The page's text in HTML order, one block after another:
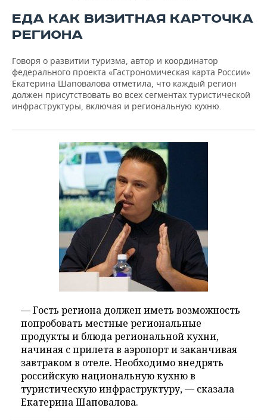
ЕДА КАК ВИЗИТНАЯ КАРТОЧКА
РЕГИОНА
Говоря о развитии туризма, автор и координатор
федерального проекта «Гастрономическая карта России»
Екатерина Шаповалова отметила, что каждый регион
должен присутствовать во всех сегментах туристической
инфраструктуры, включая и региональную кухню.
— Гость региона должен иметь возможность
попробовать местные региональные
продукты и блюда региональной кухни,
начиная с прилета в аэропорт и заканчивая
завтраком в отеле. Необходимо внедрять
российскую национальную кухню в
туристическую инфраструктуру, — сказала
Екатерина Шаповалова.